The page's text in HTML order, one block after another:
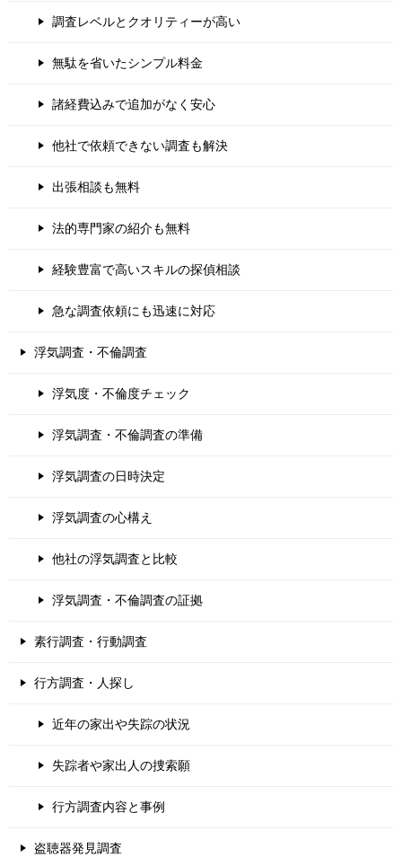
調査レベルとクオリティーが高い
無駄を省いたシンプル料金
諸経費込みで追加がなく安心
他社で依頼できない調査も解決
出張相談も無料
法的専門家の紹介も無料
経験豊富で高いスキルの探偵相談
急な調査依頼にも迅速に対応
浮気調査・不倫調査
浮気度・不倫度チェック
浮気調査・不倫調査の準備
浮気調査の日時決定
浮気調査の心構え
他社の浮気調査と比較
浮気調査・不倫調査の証拠
素行調査・行動調査
行方調査・人探し
近年の家出や失踪の状況
失踪者や家出人の捜索願
行方調査内容と事例
盗聴器発見調査